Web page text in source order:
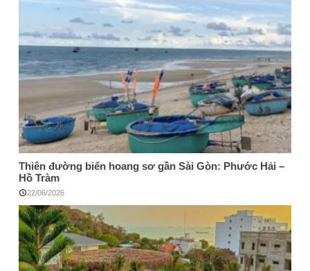
Thiên đường biển hoang sơ gần Sài Gòn: Phước Hải –
Hồ Tràm
22/06/2026